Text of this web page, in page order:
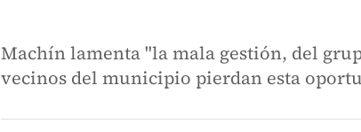
Machín lamenta "la mala gestión, del
vecinos del municipio pierdan esta